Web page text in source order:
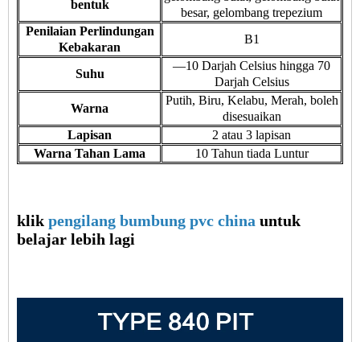
bentuk
besar, gelombang trepezium
Penilaian Perlindungan
Kebakaran
B1
Suhu
—10 Darjah Celsius hingga 70
Darjah Celsius
Warna
Putih, Biru, Kelabu, Merah, boleh
disesuaikan
Lapisan
2 atau 3 lapisan
Warna Tahan Lama
10 Tahun tiada Luntur
klik pengilang bumbung pvc china untuk
belajar lebih lagi